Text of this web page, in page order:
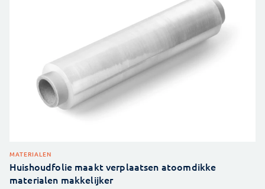
MATERIALEN
Huishoudfolie maakt verplaatsen atoomdikke
materialen makkelijker